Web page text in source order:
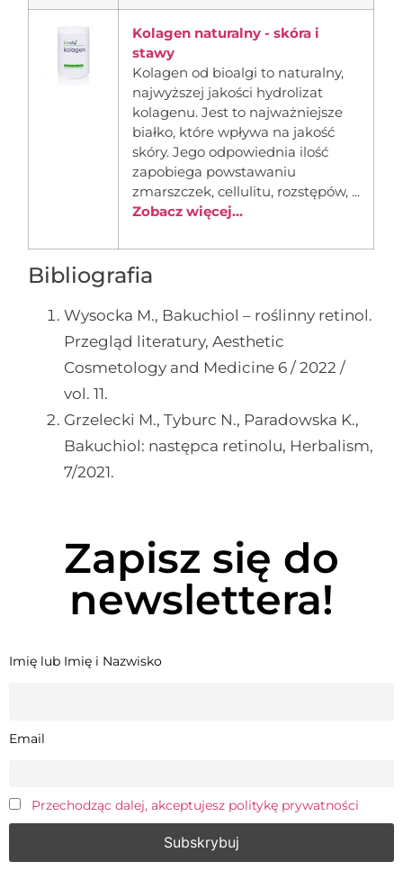
Kolagen naturalny - skóra i
stawy
Kolagen od bioalgi to naturalny,
najwyższej jakości hydrolizat
kolagenu. Jest to najważniejsze
białko, które wpływa na jakość
skóry. Jego odpowiednia ilość
zapobiega powstawaniu
zmarszczek, cellulitu, rozstępów, ...
Zobacz więcej...
Bibliografia
Wysocka M., Bakuchiol – roślinny retinol.
Przegląd literatury, Aesthetic
Cosmetology and Medicine 6 / 2022 /
vol. 11.
Grzelecki M., Tyburc N., Paradowska K.,
Bakuchiol: następca retinolu, Herbalism,
7/2021.
Zapisz się do
newslettera!
Imię lub Imię i Nazwisko
Email
Przechodząc dalej, akceptujesz politykę prywatności